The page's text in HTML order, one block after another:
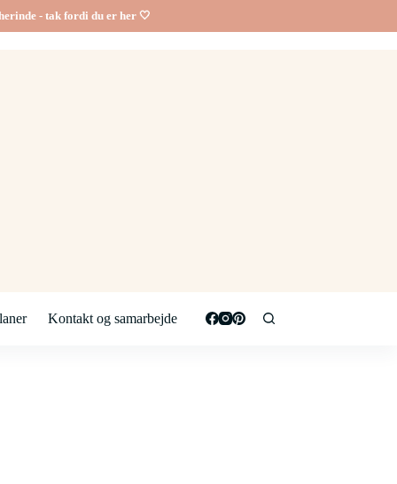
- tak fordi du er her 🤍
Kontakt og samarbejde